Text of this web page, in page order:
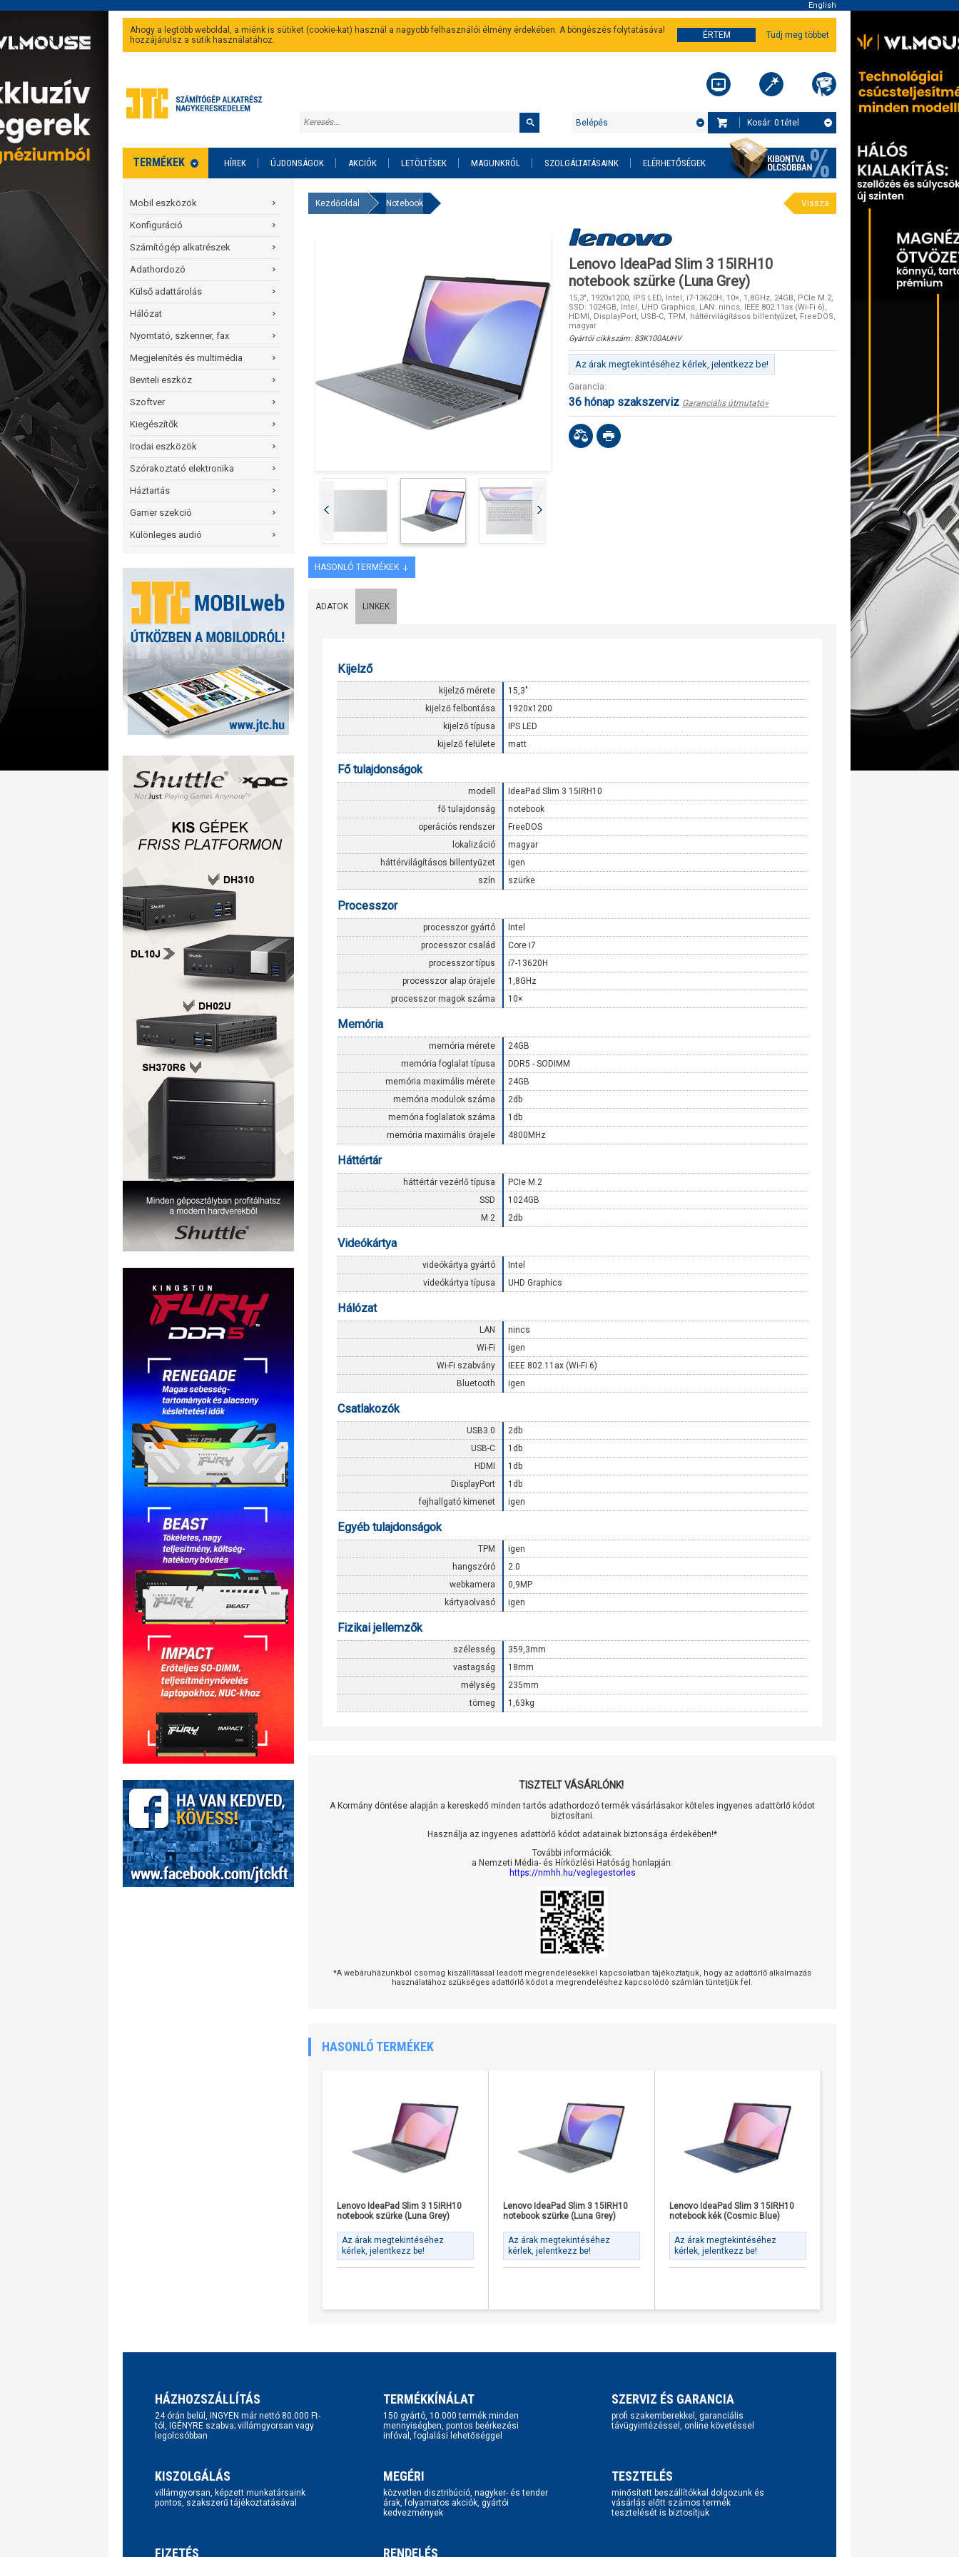
English
Ahogy a legtöbb weboldal, a miénk is sütiket (cookie-kat) használ a nagyobb felhasználói élmény érdekében. A böngészés folytatásával
hozzájárulsz a sütik használatához.
ÉRTEM Tudj meg többet
Kosár: 0 tétel
Belépés
TERMÉKEK HÍREK ÚJDONSÁGOK AKCIÓK LETÖLTÉSEK MAGUNKRÓL SZOLGÁLTATÁSAINK ELÉRHETŐSÉGEK
Mobil eszközök
Konfiguráció
Számítógép alkatrészek
Adathordozó
Külső adattárolás
Hálózat
Nyomtató, szkenner, fax
Megjelenítés és multimédia
Beviteli eszköz
Szoftver
Kiegészítők
Irodai eszközök
Szórakoztató elektronika
Háztartás
Gamer szekció
Különleges audió
Kezdőoldal Notebook Vissza
Lenovo IdeaPad Slim 3 15IRH10
notebook szürke (Luna Grey)
15,3", 1920x1200, IPS LED, Intel, i7-13620H, 10×, 1,8GHz, 24GB, PCIe M.2,
SSD: 1024GB, Intel, UHD Graphics, LAN: nincs, IEEE 802.11ax (Wi-Fi 6),
HDMI, DisplayPort, USB-C, TPM, háttérvilágításos billentyűzet, FreeDOS,
magyar
Gyártói cikkszám: 83K100AUHV
Az árak megtekintéséhez kérlek, jelentkezz be!
Garancia:
36 hónap szakszerviz Garanciális útmutató»
HASONLÓ TERMÉKEK
ADATOK LINKEK
Kijelző
kijelző mérete
15,3"
kijelző felbontása
1920x1200
kijelző típusa
IPS LED
kijelző felülete
matt
Fő tulajdonságok
modell
IdeaPad Slim 3 15IRH10
fő tulajdonság
notebook
operációs rendszer
FreeDOS
lokalizáció
magyar
háttérvilágításos billentyűzet
igen
szín
szürke
Processzor
processzor gyártó
Intel
processzor család
Core i7
processzor típus
i7-13620H
processzor alap órajele
1,8GHz
processzor magok száma
10×
Memória
memória mérete
24GB
memória foglalat típusa
DDR5 - SODIMM
memória maximális mérete
24GB
memória modulok száma
2db
memória foglalatok száma
1db
memória maximális órajele
4800MHz
Háttértár
háttértár vezérlő típusa
PCIe M.2
SSD
1024GB
M.2
2db
Videókártya
videókártya gyártó
Intel
videókártya típusa
UHD Graphics
Hálózat
LAN
nincs
Wi-Fi
igen
Wi-Fi szabvány
IEEE 802.11ax (Wi-Fi 6)
Bluetooth
igen
Csatlakozók
USB3.0
2db
USB-C
1db
HDMI
1db
DisplayPort
1db
fejhallgató kimenet
igen
Egyéb tulajdonságok
TPM
igen
hangszóró
2.0
webkamera
0,9MP
kártyaolvasó
igen
Fizikai jellemzők
szélesség
359,3mm
vastagság
18mm
mélység
235mm
tömeg
1,63kg
TISZTELT VÁSÁRLÓNK!
A Kormány döntése alapján a kereskedő minden tartós adathordozó termék vásárlásakor köteles ingyenes adattörlő kódot
biztosítani.
Használja az ingyenes adattörlő kódot adatainak biztonsága érdekében!*
További információk:
a Nemzeti Média- és Hírközlési Hatóság honlapján:
https://nmhh.hu/veglegestorles
*A webáruházunkból csomag kiszállítással leadott megrendelésekkel kapcsolatban tájékoztatjuk, hogy az adattörlő alkalmazás
használatához szükséges adattörlő kódot a megrendeléshez kapcsolódó számlán tüntetjük fel.
HASONLÓ TERMÉKEK
Lenovo IdeaPad Slim 3 15IRH10
notebook szürke (Luna Grey)
Az árak megtekintéséhez
kérlek, jelentkezz be!
Lenovo IdeaPad Slim 3 15IRH10
notebook szürke (Luna Grey)
Az árak megtekintéséhez
kérlek, jelentkezz be!
Lenovo IdeaPad Slim 3 15IRH10
notebook kék (Cosmic Blue)
Az árak megtekintéséhez
kérlek, jelentkezz be!
HÁZHOZSZÁLLÍTÁS
24 órán belül, INGYEN már nettó 80.000 Ft-
tól, IGÉNYRE szabva; villámgyorsan vagy
legolcsóbban
TERMÉKKÍNÁLAT
150 gyártó, 10.000 termék minden
mennyiségben, pontos beérkezési
infóval, foglalási lehetőséggel
SZERVIZ ÉS GARANCIA
profi szakemberekkel, garanciális
távügyintézéssel, online követéssel
KISZOLGÁLÁS
villámgyorsan, képzett munkatársaink
pontos, szakszerű tájékoztatásával
MEGÉRI
közvetlen disztribúció, nagyker- és tender
árak, folyamatos akciók, gyártói
kedvezmények
TESZTELÉS
minősített beszállítókkal dolgozunk és
vásárlás előtt számos termék
tesztelését is biztosítjuk
FIZETÉS RENDELÉS